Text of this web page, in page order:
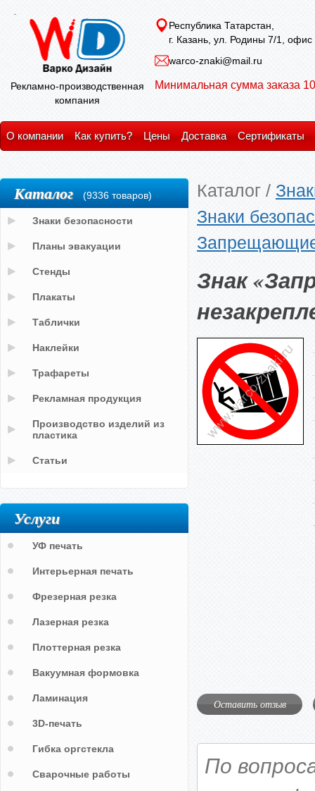
Рекламно-производственная
компания
Республика Татарстан,
г. Казань, ул. Родины 7/1, офис
warco-znaki@mail.ru
Минимальная сумма заказа
О компании Как купить? Цены Доставка Сертификаты
Каталог /
Знаки
Знак
Оставить отзыв
По
Каталог (9336 товаров)
Знаки безопасности
Планы эвакуации
Стенды
Плакаты
Таблички
Наклейки
Трафареты
Рекламная продукция
Производство изделий из
пластика
Статьи
Услуги
УФ печать
Интерьерная печать
Фрезерная резка
Лазерная резка
Плоттерная резка
Вакуумная формовка
Ламинация
3D-печать
Гибка оргстекла
Сварочные работы